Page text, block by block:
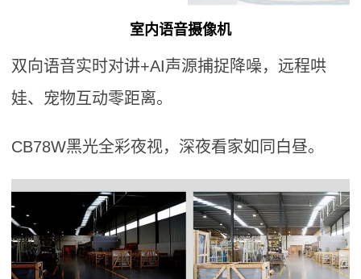
室内语音摄像机
双向语音实时对讲+AI声源捕捉降噪，远程哄
娃、宠物互动零距离。
CB78W黑光全彩夜视，深夜看家如同白昼。